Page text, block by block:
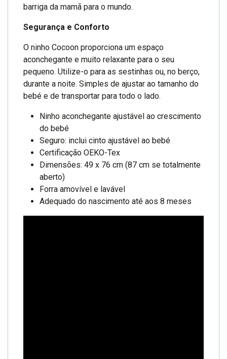
barriga da mamã para o mundo.
Segurança e Conforto
O ninho Cocoon proporciona um espaço
aconchegante e muito relaxante para o seu
pequeno. Utilize-o para as sestinhas ou, no berço,
durante a noite. Simples de ajustar ao tamanho do
bebé e de transportar para todo o lado.
Ninho aconchegante ajustável ao crescimento
do bebé
Seguro: inclui cinto ajustável ao bebé
Certificação OEKO-Tex
Dimensões: 49 x 76 cm (87 cm se totalmente
aberto)
Forra amovível e lavável
Adequado do nascimento até aos 8 meses